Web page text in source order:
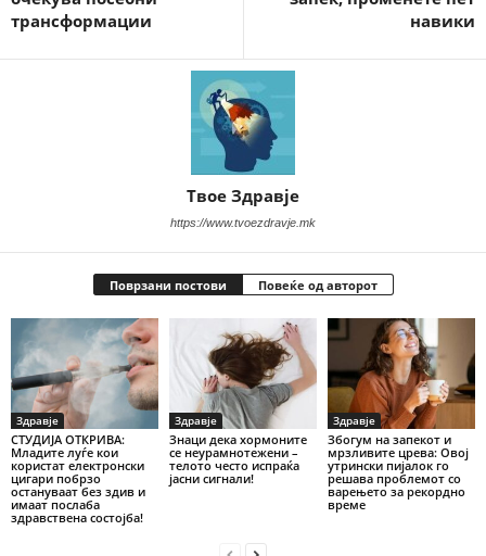
трансформации
навики
Твое Здравје
https://www.tvoezdravje.mk
Поврзани постови Повеќе од авторот
Здравје
СТУДИЈА ОТКРИВА:
Младите луѓе кои
користат електронски
цигари побрзо
остануваат без здив и
имаат послаба
здравствена состојба!
Здравје
Знаци дека хормоните
се неурамнотежени –
телото често испраќа
јасни сигнали!
Здравје
Збогум на запекот и
мрзливите црева: Овој
утрински пијалок го
решава проблемот со
варењето за рекордно
време